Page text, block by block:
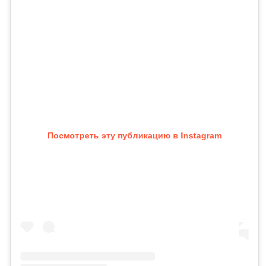
Посмотреть эту публикацию в Instagram